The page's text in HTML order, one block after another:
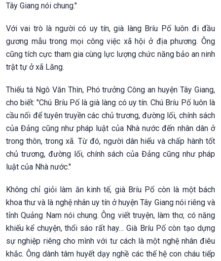
Tây Giang nói chung."
Với vai trò là người có uy tín, già làng Bríu Pố luôn đi đầu
gương mẫu trong mọi công việc xã hội ở địa phương. Ông
cũng tích cực tham gia cùng lực lượng chức năng bảo an ninh
trật tự ở xã Lăng.
Thiếu tá Ngô Văn Thìn, Phó trưởng Công an huyện Tây Giang,
cho biết: "Chú Bríu Pố là già làng có uy tín. Chú Bríu Pố luôn là
cầu nối để tuyên truyền các chủ trương, đường lối, chính sách
của Đảng cũng như pháp luật của Nhà nước đến nhân dân ở
trong thôn, trong xã. Từ đó, người dân hiểu và chấp hành tốt
chủ trương, đường lối, chính sách của Đảng cũng như pháp
luật của Nhà nước."
Không chỉ giỏi làm ăn kinh tế, già Bríu Pố còn là một bách
khoa thư và là nghệ nhân uy tín ở huyện Tây Giang nói riêng và
tỉnh Quảng Nam nói chung. Ông viết truyện, làm thơ, có năng
khiếu kể chuyện, thổi sáo rất hay… Già Bríu Pố còn tạo dựng
sự nghiệp riêng cho mình với tư cách là một nghệ nhân điêu
khắc. Ông dành tâm huyết dạy nghề các thế hệ con cháu tiếp